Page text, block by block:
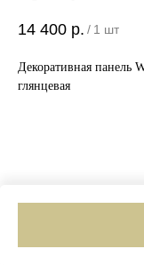
14 400 р. / 1 шт
Декоративная панель
глянцевая